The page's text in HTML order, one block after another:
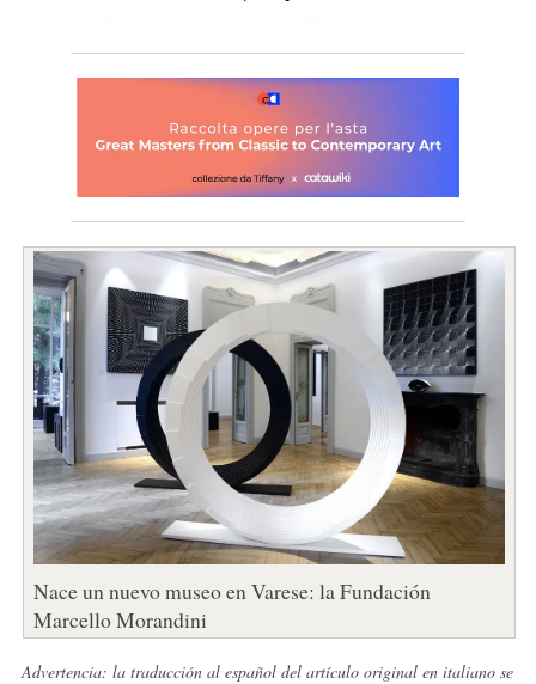
Nace un nuevo museo en Varese: la Fundación
Marcello Morandini
Advertencia: la traducción al español del artículo original en italiano se